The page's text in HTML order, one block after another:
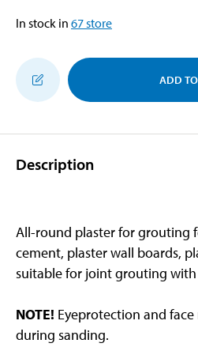
In stock in 67store
ADD
Description
All-round plaster for grouting
cement, plaster wall boards,
suitable for joint grouting with
NOTE! Eyeprotection and
during sanding.